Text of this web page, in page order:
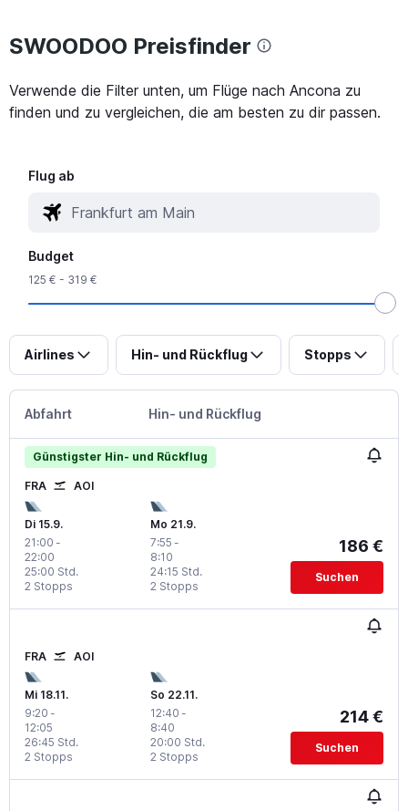
SWOODOO Preisfinder
Verwende die Filter unten, um Flüge nach Ancona zu
finden und zu vergleichen, die am besten zu dir passen.
Flug ab
Budget
125 € - 319 €
Airlines Hin- und Rückflug Stopps
Abfahrt Hin- und Rückflug
Günstigster Hin- und Rückflug
FRA AOI
Di 15.9.
21:00 -
22:00
2 Stopps
25:00 Std.
Mo 21.9.
7:55 -
8:10
2 Stopps
24:15 Std.
186 €
Suchen
FRA AOI
Mi 18.11.
9:20 -
12:05
2 Stopps
26:45 Std.
So 22.11.
12:40 -
8:40
2 Stopps
20:00 Std.
214 €
Suchen